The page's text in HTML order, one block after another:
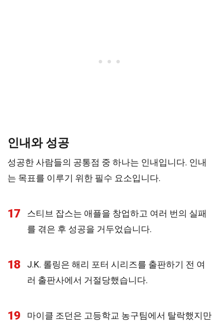
인내와 성공
성공한 사람들의 공통점 중 하나는 인내입니다. 인내
는 목표를 이루기 위한 필수 요소입니다.
17
스티브 잡스는 애플을 창업하고 여러 번의 실패
를 겪은 후 성공을 거두었습니다.
18
J.K. 롤링은 해리 포터 시리즈를 출판하기 전 여
러 출판사에서 거절당했습니다.
19
마이클 조던은 고등학교 농구팀에서 탈락했지만